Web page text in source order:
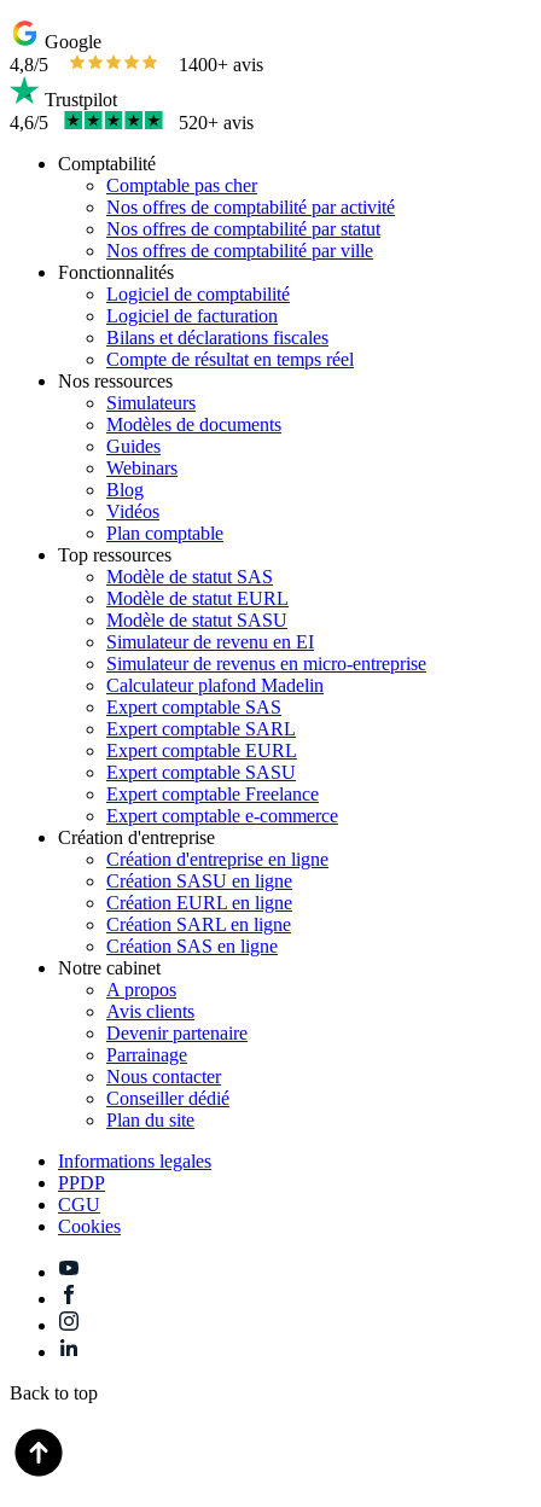
Google
4,8/5
1400+ avis
Trustpilot
4,6/5
520+ avis
Comptabilité
Comptable pas cher
Nos offres de comptabilité par activité
Nos offres de comptabilité par statut
Nos offres de comptabilité par ville
Fonctionnalités
Logiciel de comptabilité
Logiciel de facturation
Bilans et déclarations fiscales
Compte de résultat en temps réel
Nos ressources
Simulateurs
Modèles de documents
Guides
Webinars
Blog
Vidéos
Plan comptable
Top ressources
Modèle de statut SAS
Modèle de statut EURL
Modèle de statut SASU
Simulateur de revenu en EI
Simulateur de revenus en micro-entreprise
Calculateur plafond Madelin
Expert comptable SAS
Expert comptable SARL
Expert comptable EURL
Expert comptable SASU
Expert comptable Freelance
Expert comptable e-commerce
Création d'entreprise
Création d'entreprise en ligne
Création SASU en ligne
Création EURL en ligne
Création SARL en ligne
Création SAS en ligne
Notre cabinet
A propos
Avis clients
Devenir partenaire
Parrainage
Nous contacter
Conseiller dédié
Plan du site
Informations legales
PPDP
CGU
Cookies
Back to top